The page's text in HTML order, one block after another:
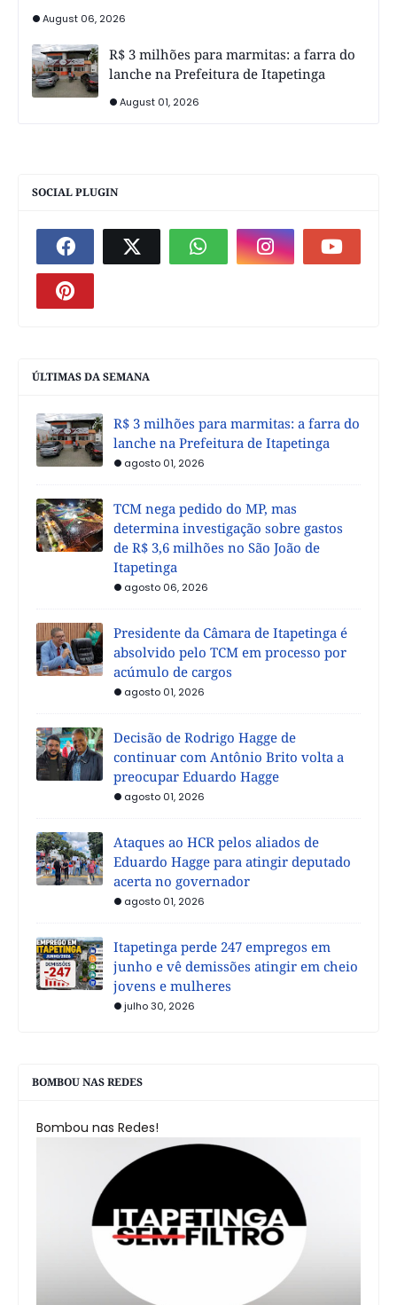
August 06, 2026
R$ 3 milhões para marmitas: a farra do
lanche na Prefeitura de Itapetinga
August 01, 2026
SOCIAL PLUGIN
ÚLTIMAS DA SEMANA
R$ 3 milhões para marmitas: a farra do
lanche na Prefeitura de Itapetinga
agosto 01, 2026
TCM nega pedido do MP, mas
determina investigação sobre gastos
de R$ 3,6 milhões no São João de
Itapetinga
agosto 06, 2026
Presidente da Câmara de Itapetinga é
absolvido pelo TCM em processo por
acúmulo de cargos
agosto 01, 2026
Decisão de Rodrigo Hagge de
continuar com Antônio Brito volta a
preocupar Eduardo Hagge
agosto 01, 2026
Ataques ao HCR pelos aliados de
Eduardo Hagge para atingir deputado
acerta no governador
agosto 01, 2026
Itapetinga perde 247 empregos em
junho e vê demissões atingir em cheio
jovens e mulheres
julho 30, 2026
BOMBOU NAS REDES
Bombou nas Redes!